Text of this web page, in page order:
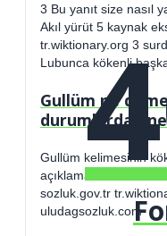
3 Bu yanıt size nasıl
Akıl yürüt 5 kaynak
tr.wiktionary.org 3
Lubunca kökenli
Gullüm ne
durumlarda
Gullüm kelimesinin
açıklamaları
sozluk.gov.tr
uludagsozluk.com